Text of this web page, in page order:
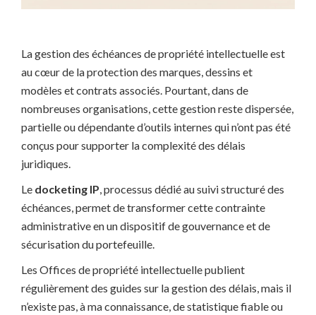
La gestion des échéances de propriété intellectuelle est
au cœur de la protection des marques, dessins et
modèles et contrats associés. Pourtant, dans de
nombreuses organisations, cette gestion reste dispersée,
partielle ou dépendante d’outils internes qui n’ont pas été
conçus pour supporter la complexité des délais
juridiques.
Le docketing IP, processus dédié au suivi structuré des
échéances, permet de transformer cette contrainte
administrative en un dispositif de gouvernance et de
sécurisation du portefeuille.
Les Offices de propriété intellectuelle publient
régulièrement des guides sur la gestion des délais, mais il
n’existe pas, à ma connaissance, de statistique fiable ou